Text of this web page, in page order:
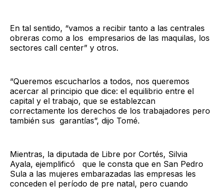
En tal sentido, “vamos a recibir tanto a las centrales
obreras como a los empresarios de las maquilas, los
sectores call center” y otros.
“Queremos escucharlos a todos, nos queremos
acercar al principio que dice: el equilibrio entre el
capital y el trabajo, que se establezcan
correctamente los derechos de los trabajadores pero
también sus garantías”, dijo Tomé.
Mientras, la diputada de Libre por Cortés, Silvia
Ayala, ejemplificó que le consta que en San Pedro
Sula a las mujeres embarazadas las empresas les
conceden el período de pre natal, pero cuando